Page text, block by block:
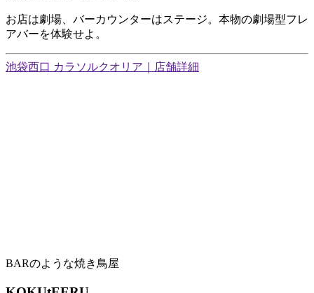
お店は劇場、バーカウンターはステージ。本物の劇場型フレ
アバーを体験せよ。
池袋西口 カラソルクオリア｜店舗詳細
BARのような焼き鳥屋